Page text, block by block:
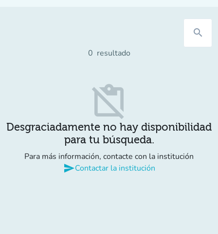
search
0 resultado
content_paste_off
Desgraciadamente no hay disponibilidad
para tu búsqueda.
Para más información, contacte con la institución
sendContactar la institución